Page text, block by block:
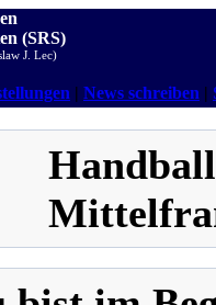
(SRS)
J. Lec)
| News schreiben |